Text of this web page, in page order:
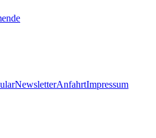
NewsletterAnfahrtImpressum